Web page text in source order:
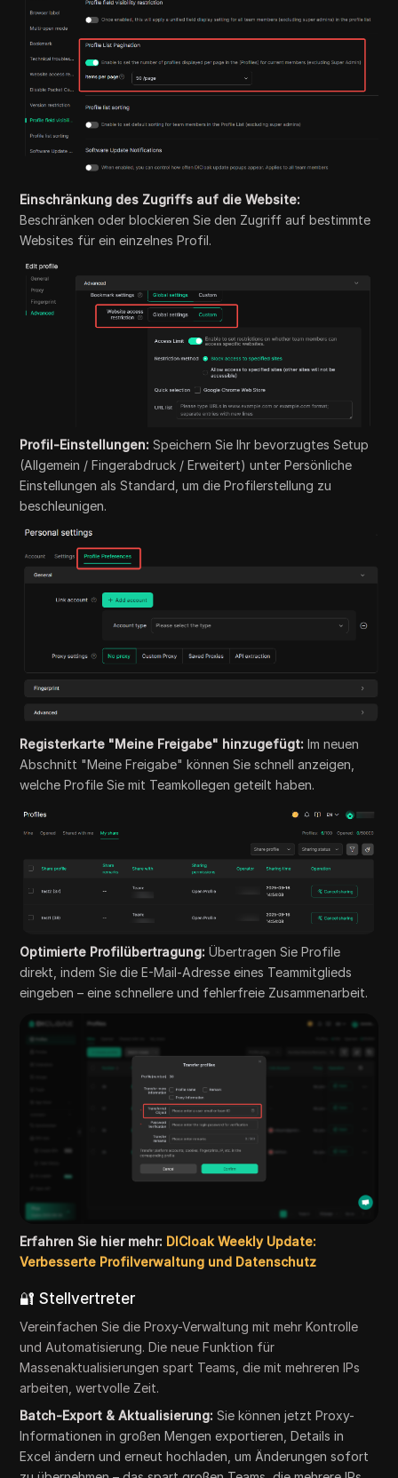
Einschränkung des Zugriffs auf die Website:
Beschränken oder blockieren Sie den Zugriff auf bestimmte
Websites für ein einzelnes Profil.
Profil-Einstellungen: Speichern Sie Ihr bevorzugtes Setup
(Allgemein / Fingerabdruck / Erweitert) unter Persönliche
Einstellungen als Standard, um die Profilerstellung zu
beschleunigen.
Registerkarte "Meine Freigabe" hinzugefügt: Im neuen
Abschnitt "Meine Freigabe" können Sie schnell anzeigen,
welche Profile Sie mit Teamkollegen geteilt haben.
Optimierte Profilübertragung: Übertragen Sie Profile
direkt, indem Sie die E-Mail-Adresse eines Teammitglieds
eingeben – eine schnellere und fehlerfreie Zusammenarbeit.
Erfahren Sie hier mehr: DICloak Weekly Update:
Verbesserte Profilverwaltung und Datenschutz
🔐 Stellvertreter
Vereinfachen Sie die Proxy-Verwaltung mit mehr Kontrolle
und Automatisierung. Die neue Funktion für
Massenaktualisierungen spart Teams, die mit mehreren IPs
arbeiten, wertvolle Zeit.
Batch-Export & Aktualisierung: Sie können jetzt Proxy-
Informationen in großen Mengen exportieren, Details in
Excel ändern und erneut hochladen, um Änderungen sofort